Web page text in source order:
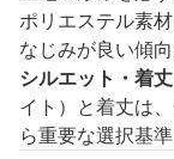
ポリエステル素
なじみが良い傾向
シルエット・着丈
イト）と着丈は
ら重要な選択基準